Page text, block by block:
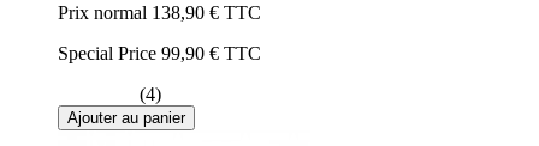
Prix normal 138,90 € TTC
Special Price 99,90 € TTC
(4)
Ajouter au panier